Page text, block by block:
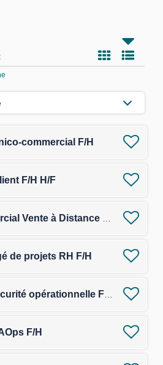
commercial F/H
F/H H/F
Conseiller Commercial Vente à Distance - F/H - Marché des Travailleurs Non Salariés (TNS)
de projets RH F/H
Ingénieur Cybersécurité opérationnelle F/H
F/H